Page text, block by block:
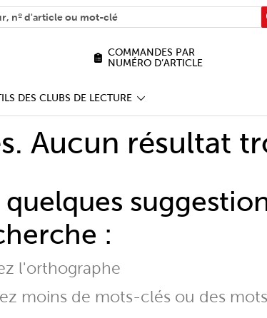
COMMANDES PAR
NUMÉRO D’ARTICLE
DES CLUBS DE LECTURE
Aucun résultat
:
l'orthographe
moins de mots-clés ou des